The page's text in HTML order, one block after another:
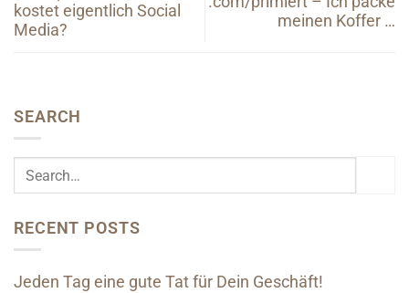
kostet eigentlich Social
Media?
meinen Koffer …
SEARCH
RECENT POSTS
Jeden Tag eine gute Tat für Dein Geschäft!